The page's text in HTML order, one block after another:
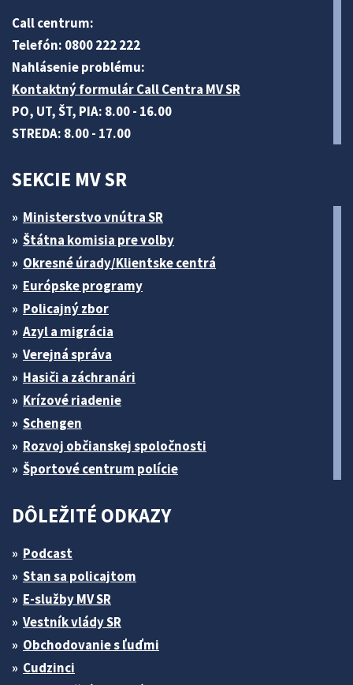
Call centrum:
Telefón: 0800 222 222
Nahlásenie problému:
Kontaktný formulár Call Centra MV SR
PO, UT, ŠT, PIA: 8.00 - 16.00
STREDA: 8.00 - 17.00
SEKCIE MV SR
Ministerstvo vnútra SR
Štátna komisia pre volby
Okresné úrady/Klientske centrá
Európske programy
Policajný zbor
Azyl a migrácia
Verejná správa
Hasiči a záchranári
Krízové riadenie
Schengen
Rozvoj občianskej spoločnosti
Športové centrum polície
DÔLEŽITÉ ODKAZY
Podcast
Stan sa policajtom
E-služby MV SR
Vestník vlády SR
Obchodovanie s ľuďmi
Cudzinci